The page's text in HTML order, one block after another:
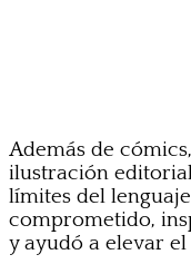
Además de
ilustración
límites del
comprometido,
y ayudó a elevar